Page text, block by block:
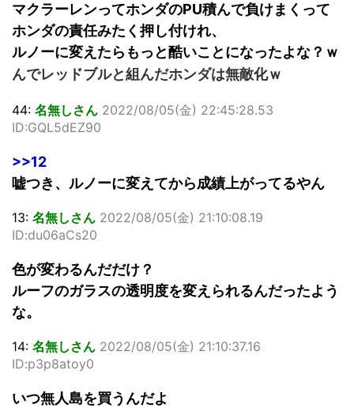
マクラーレンってホンダのPU積んで負けまくって
ホンダの責任みたく押し付けれ、
ルノーに変えたらもっと酷いことになったよな？ｗ
んでレッドブルと組んだホンダは無敵化ｗ
44: 名無しさん 2022/08/05(金) 22:45:28.53
ID:GQL5dEZ90
>>12
嘘つき、ルノーに変えてから成績上がってるやん
13: 名無しさん 2022/08/05(金) 21:10:08.19
ID:du06aCs20
色が変わるんだだけ？
ルーフのガラスの透明度を変えられるんだったよう
な。
14: 名無しさん 2022/08/05(金) 21:10:37.16
ID:p3p8atoy0
いつ無人島を買うんだよ